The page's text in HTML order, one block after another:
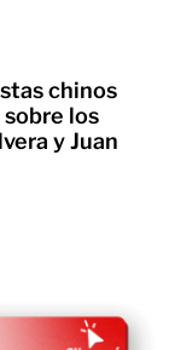
chinos
los
y Juan